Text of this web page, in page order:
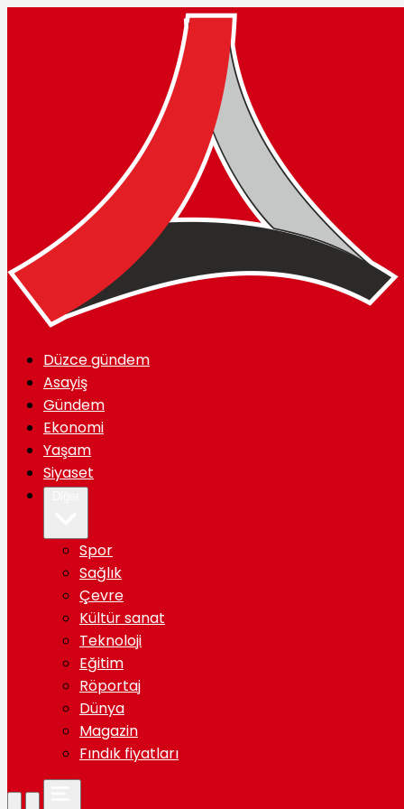
Düzce gündem
Asayiş
Gündem
Ekonomi
Yaşam
Siyaset
Spor
Sağlık
Çevre
Kültür sanat
Teknoloji
Eğitim
Röportaj
Dünya
Magazin
Fındık fiyatları